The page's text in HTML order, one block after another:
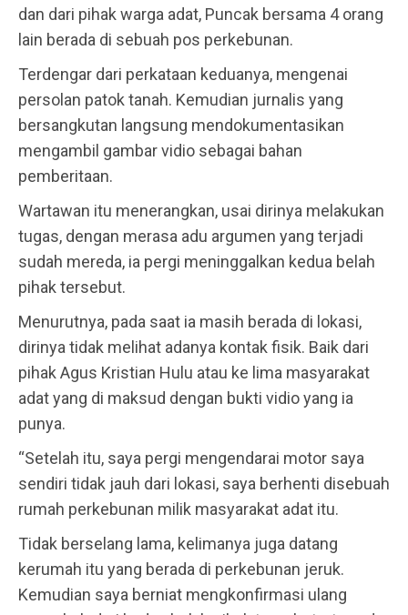
dan dari pihak warga adat, Puncak bersama 4 orang
lain berada di sebuah pos perkebunan.
Terdengar dari perkataan keduanya, mengenai
persolan patok tanah. Kemudian jurnalis yang
bersangkutan langsung mendokumentasikan
mengambil gambar vidio sebagai bahan
pemberitaan.
Wartawan itu menerangkan, usai dirinya melakukan
tugas, dengan merasa adu argumen yang terjadi
sudah mereda, ia pergi meninggalkan kedua belah
pihak tersebut.
Menurutnya, pada saat ia masih berada di lokasi,
dirinya tidak melihat adanya kontak fisik. Baik dari
pihak Agus Kristian Hulu atau ke lima masyarakat
adat yang di maksud dengan bukti vidio yang ia
punya.
“Setelah itu, saya pergi mengendarai motor saya
sendiri tidak jauh dari lokasi, saya berhenti disebuah
rumah perkebunan milik masyarakat adat itu.
Tidak berselang lama, kelimanya juga datang
kerumah itu yang berada di perkebunan jeruk.
Kemudian saya berniat mengkonfirmasi ulang